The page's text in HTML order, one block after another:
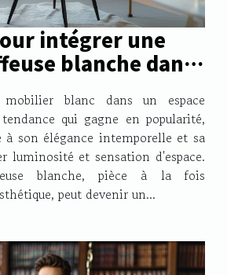
intégrer une
blanche dans
intérieure
blanc dans un espace
qui gagne en popularité,
son élégance intemporelle et sa
luminosité et sensation d'espace.
blanche, pièce à la fois
peut devenir un...